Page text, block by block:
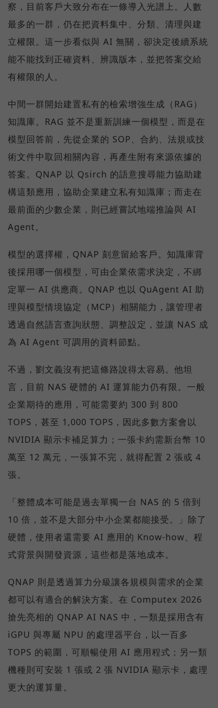
察，目前客戶大致分布在一條導入光譜上。人數
最多的一群，仍在把資料集中、分類、清理與建
立權限。這一步看似與 AI 無關，卻決定後續系統
能不能找到正確資料、辨識版本，並把答案交給
有權限的人。
中間一群開始建置私有的檢索增強生成（RAG）
知識庫。RAG 並不是重新訓練一個模型，而是在
模型回答前，先從企業的 SOP、合約、法規或技
術文件中取回相關內容，再產生附有來源依據的
答案。QNAP 以 Qsirch 的語意搜尋能力協助建
構這類應用，協助企業建立私有知識庫；而走在
最前面的少數企業，則已經嘗試地端推論與 AI
Agent。
模型的選擇權，QNAP 刻意留給客戶。知識庫背
後採用哪一個模型，可由企業依需求決定，不綁
定單一 AI 供應商。QNAP 也以 QuAgent AI 助
理與模型情境協定（MCP）相關能力，讓管理者
透過自然語言查詢狀態、調整設定，並讓 NAS 成
為 AI Agent 可調用的資料節點。
不過，劉文義沒有把這條路說得太容易。他坦
言，目前 NAS 硬體的 AI 運算能力仍有限。一般
企業期待的應用，可能需要約 300 到 800
TOPS，甚至 1,000 TOPS，因此多數方案會以
NVIDIA 顯示卡補足算力；一張卡約需新台幣 10
萬至 12 萬元，一張算不完，就得配置 2 張或 4
張。
「整體成本可能是過去單獨一台 NAS 的 5 倍到
10 倍，並不是大部分中小企業都能接受。」除了
硬體，使用者還需要 AI 應用的 Know-how、程
式背景與開發資源，這些都是落地成本。
QNAP 則是透過算力分級讓各規模與需求的企業
都可以有適合的解決方案。在 Computex 2026
搶先亮相的 QNAP AI NAS 中，一類是採用含有
iGPU 與專屬 NPU 的處理器平台，以一百多
TOPS 的範圍，可順暢使用 AI 應用程式；另一類
機種則可安裝 1 張或 2 張 NVIDIA 顯示卡，處理
更大的運算量。